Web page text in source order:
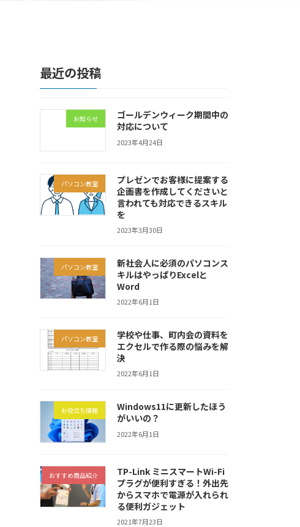
最近の投稿
お知らせ
ゴールデンウィーク期間中の
対応について
2023年4月24日
パソコン教室
プレゼンでお客様に提案する
企画書を作成してくださいと
言われても対応できるスキル
を
2023年3月30日
パソコン教室
新社会人に必須のパソコンス
キルはやっぱりExcelと
Word
2022年6月1日
パソコン教室
学校や仕事、町内会の資料を
エクセルで作る際の悩みを解
決
2022年6月1日
お役立ち情報
Windows11に更新したほう
がいいの？
2022年6月1日
おすすめ商品紹介
TP-Link ミニスマートWi-Fi
プラグが便利すぎる！外出先
からスマホで電源が入れられ
る便利ガジェット
2021年7月23日